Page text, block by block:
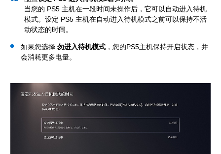
当您的 PS5 主机在一段时间未操作后，它可以自动进入待机
模式。设定 PS5 主机在自动进入待机模式之前可以保持不活
动状态的时间。
如果您选择 勿进入待机模式 ，您的PS5主机保持开启状态，并
会消耗更多电量。